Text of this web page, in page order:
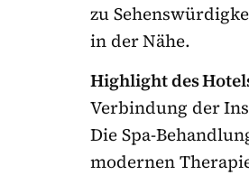
zu
in der Nähe.
Highlight des
Verbindung der
Die Spa-
modernen